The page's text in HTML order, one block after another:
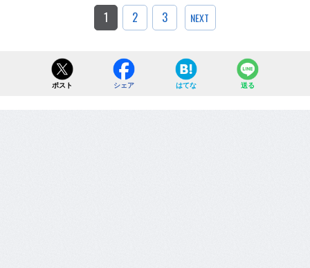
1 2 3 NEXT
ポスト シェア はてな 送る